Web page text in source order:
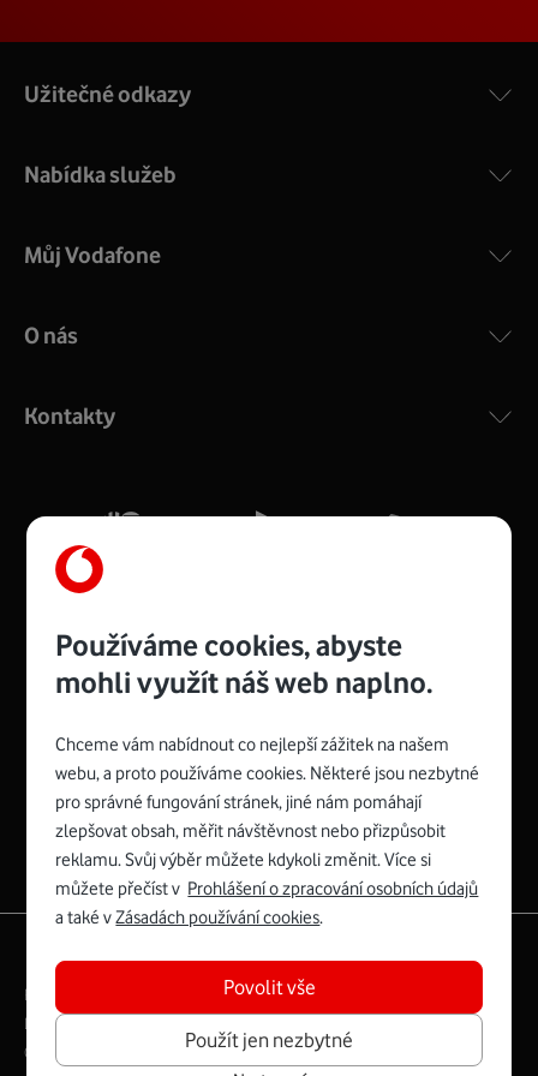
COMPAL CH7465VF
silný signál pro celou domácnost. Kompaktní rozměry 21
Více o COMPAL CH7465VF
Zyxel VMG8623-T50B:
Rozměry modemu jsou 16 x 22 x 7,5 cm (včetně stojánku)
a nabízí 4 gigabitové LAN porty a bezdrátové připojení Wi-
Fi ve verzích 802.11 b/g/n/ac pro frekvenci 2,4 GHz a
Mb/s.
Více o Zyxel VMG8623-T50B
Spojte se s Vodafonem
Užitečné odkazy
Nabídka služeb
Můj Vodafone
O nás
Kontakty
Právní­ podmí­nky
Ochrana soukromí­
Digitální odpovědnost
Ceník
Používáme cookies, abyste
mohli využít náš web naplno.
Chceme vám nabídnout co nejlepší zážitek na našem
webu, a proto používáme cookies. Některé jsou nezbytné
pro správné fungování stránek, jiné nám pomáhají
zlepšovat obsah, měřit návštěvnost nebo přizpůsobit
reklamu. Svůj výběr můžete kdykoli změnit. Více si
můžete přečíst v Prohlášení o zpracování osobních údajů
a také vZásadách používání cookies.
Použít jen nezbytné
Povolit vše